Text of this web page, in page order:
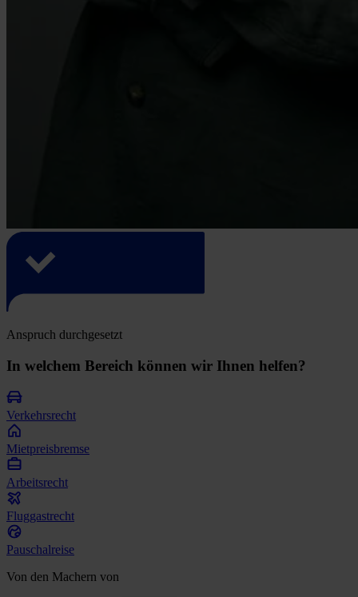
Anspruch durchgesetzt
In welchem Bereich können wir Ihnen helfen?
Verkehrsrecht
Mietpreisbremse
Arbeitsrecht
Fluggastrecht
Pauschalreise
Von den Machern von